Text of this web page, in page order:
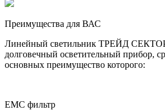
Преимущества для ВАС
Линейный светильник ТРЕЙД СЕКТОР
долговечный осветительный прибор,
основных преимущество которого:
ЕМС фильтр